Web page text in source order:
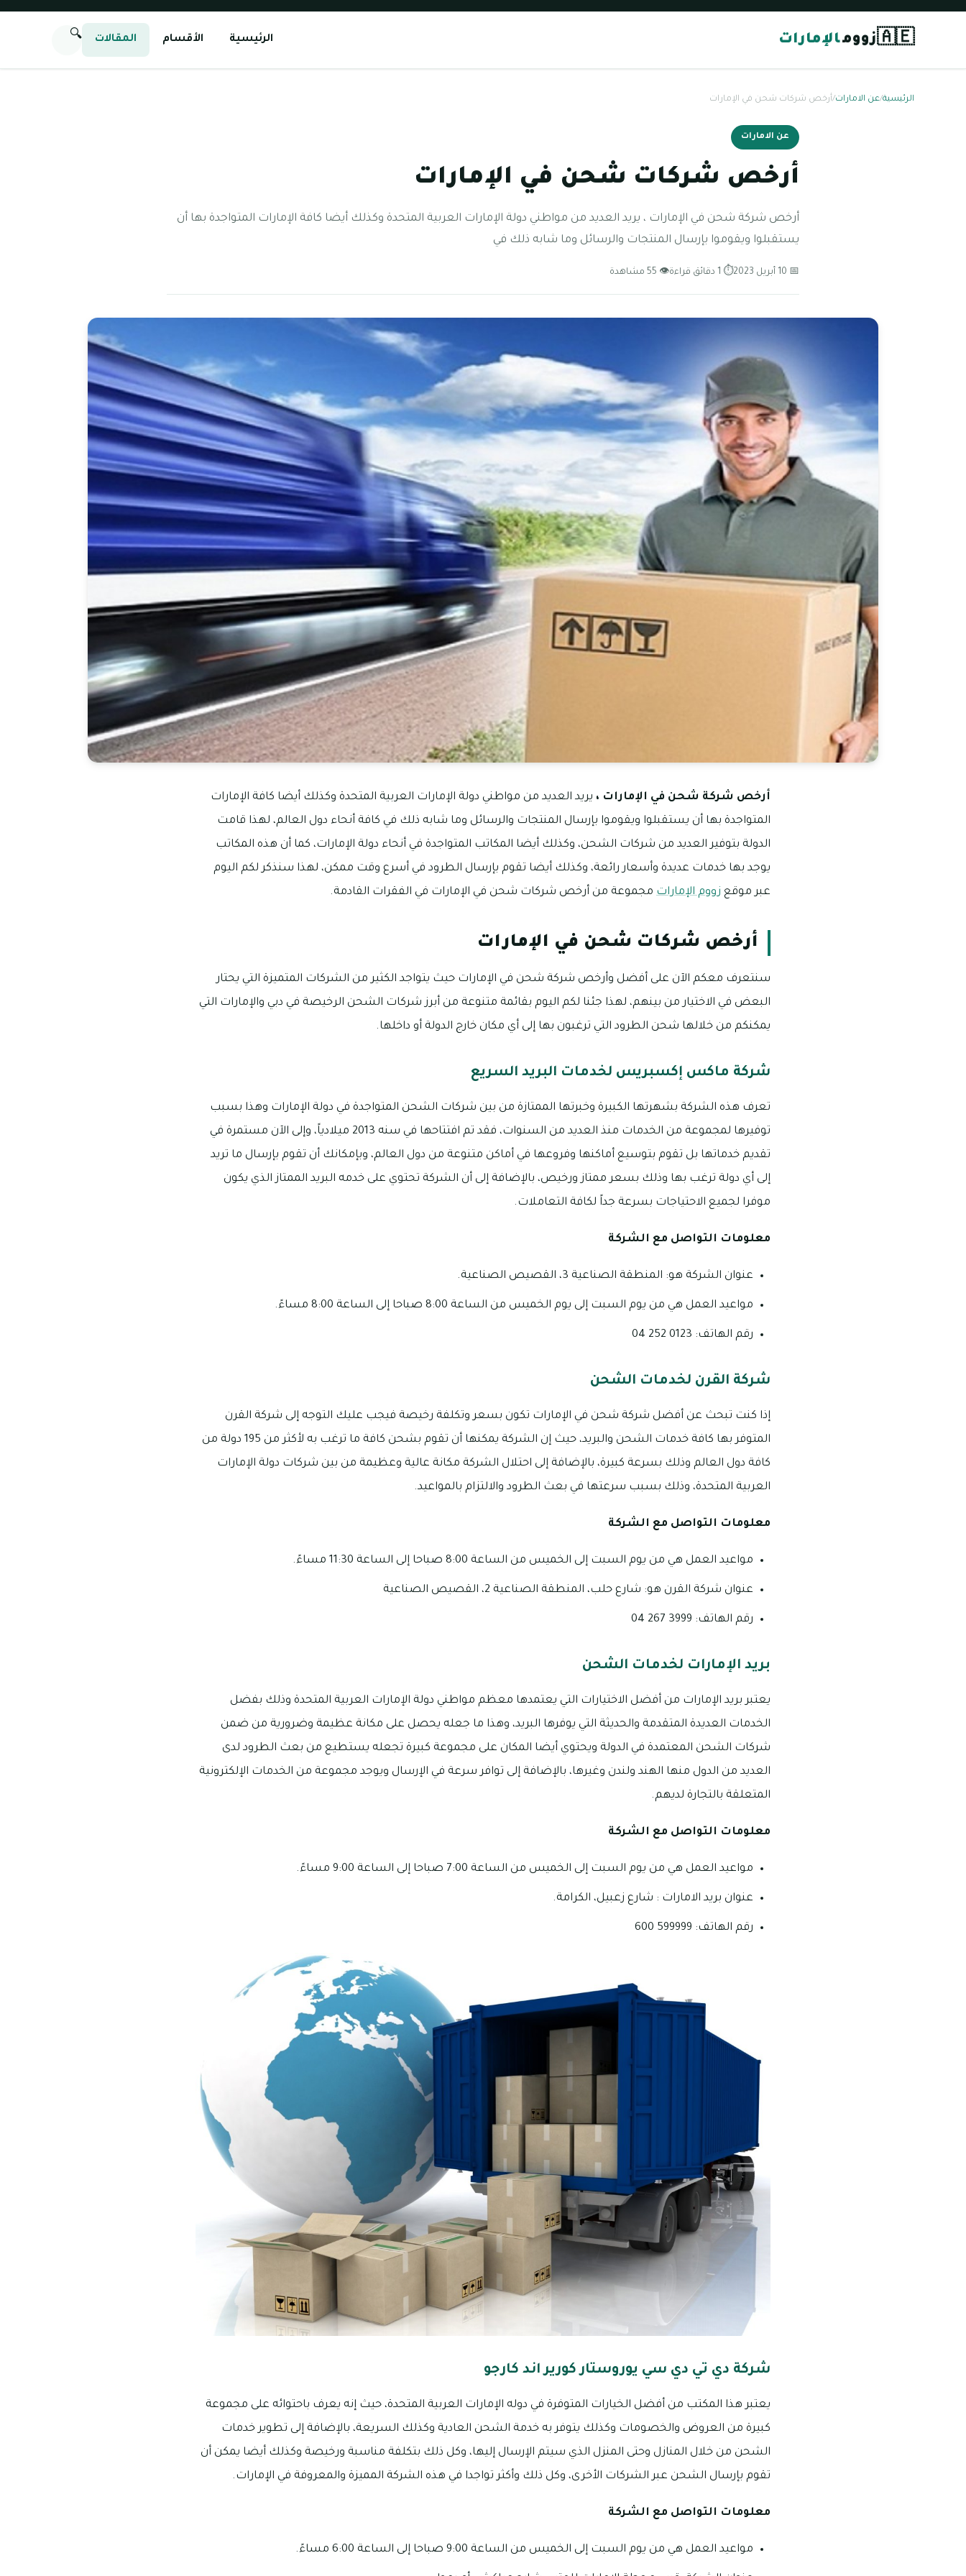
🇦🇪زوومالإمارات الرئيسية الأقسام المقالات 🔍
الرئيسية/عن الامارات/أرخص شركات شحن في الإمارات
عن الامارات
أرخص شركات شحن في الإمارات
أرخص شركة شحن في الإمارات ، يريد العديد من مواطني دولة الإمارات العربية المتحدة وكذلك أيضا كافة الإمارات المتواجدة بها أن
يستقبلوا ويقوموا بإرسال المنتجات والرسائل وما شابه ذلك في
📅 10 أبريل 2023 ⏱ 1 دقائق قراءة 👁 55 مشاهدة
أرخص شركة شحن في الإمارات ، يريد العديد من مواطني دولة الإمارات العربية المتحدة وكذلك أيضا كافة الإمارات
المتواجدة بها أن يستقبلوا ويقوموا بإرسال المنتجات والرسائل وما شابه ذلك في كافة أنحاء دول العالم، لهذا قامت
الدولة بتوفير العديد من شركات الشحن، وكذلك أيضا المكاتب المتواجدة في أنحاء دولة الإمارات، كما أن هذه المكاتب
يوجد بها خدمات عديدة وأسعار رائعة، وكذلك أيضا تقوم بإرسال الطرود في أسرع وقت ممكن، لهذا سنذكر لكم اليوم
عبر موقع زووم الإمارات مجموعة من أرخص شركات شحن في الإمارات في الفقرات القادمة.
أرخص شركات شحن في الإمارات
سنتعرف معكم الآن على أفضل وأرخص شركة شحن في الإمارات حيث يتواجد الكثير من الشركات المتميزة التي يحتار
البعض في الاختيار من بينهم، لهذا جئنا لكم اليوم بقائمة متنوعة من أبرز شركات الشحن الرخيصة في دبي والإمارات التي
يمكنكم من خلالها شحن الطرود التي ترغبون بها إلى أي مكان خارج الدولة أو داخلها.
شركة ماكس إكسبريس لخدمات البريد السريع
تعرف هذه الشركة بشهرتها الكبيرة وخبرتها الممتازة من بين شركات الشحن المتواجدة في دولة الإمارات وهذا بسبب
توفيرها لمجموعة من الخدمات منذ العديد من السنوات، فقد تم افتتاحها في سنه 2013 ميلادياً، وإلى الآن مستمرة في
تقديم خدماتها بل تقوم بتوسيع أماكنها وفروعها في أماكن متنوعة من دول العالم، وبإمكانك أن تقوم بإرسال ما تريد
إلى أي دولة ترغب بها وذلك بسعر ممتاز ورخيص، بالإضافة إلى أن الشركة تحتوي على خدمه البريد الممتاز الذي يكون
موفرا لجميع الاحتياجات بسرعة جداً لكافة التعاملات.
معلومات التواصل مع الشركة
عنوان الشركة هو: المنطقة الصناعية 3، القصيص الصناعية.
مواعيد العمل هي من يوم السبت إلى يوم الخميس من الساعة 8:00 صباحا إلى الساعة 8:00 مساءً.
رقم الهاتف: 0123 252 04
شركة القرن لخدمات الشحن
إذا كنت تبحث عن أفضل شركة شحن في الإمارات تكون بسعر وتكلفة رخيصة فيجب عليك التوجه إلى شركة القرن
المتوفر بها كافة خدمات الشحن والبريد، حيث إن الشركة يمكنها أن تقوم بشحن كافة ما ترغب به لأكثر من 195 دولة من
كافة دول العالم وذلك بسرعة كبيرة، بالإضافة إلى احتلال الشركة مكانة عالية وعظيمة من بين شركات دولة الإمارات
العربية المتحدة، وذلك بسبب سرعتها في بعث الطرود والالتزام بالمواعيد.
معلومات التواصل مع الشركة
مواعيد العمل هي من يوم السبت إلى الخميس من الساعة 8:00 صباحا إلى الساعة 11:30 مساءً.
عنوان شركة القرن هو: شارع حلب، المنطقة الصناعية 2، القصيص الصناعية
رقم الهاتف: 3999 267 04
بريد الإمارات لخدمات الشحن
يعتبر بريد الإمارات من أفضل الاختيارات التي يعتمدها معظم مواطني دولة الإمارات العربية المتحدة وذلك بفضل
الخدمات العديدة المتقدمة والحديثة التي يوفرها البريد، وهذا ما جعله يحصل على مكانة عظيمة وضرورية من ضمن
شركات الشحن المعتمدة في الدولة ويحتوي أيضا المكان على مجموعة كبيرة تجعله يستطيع من بعث الطرود لدى
العديد من الدول منها الهند ولندن وغيرها، بالإضافة إلى توافر سرعة في الإرسال ويوجد مجموعة من الخدمات الإلكترونية
المتعلقة بالتجارة لديهم.
معلومات التواصل مع الشركة
مواعيد العمل هي من يوم السبت إلى الخميس من الساعة 7:00 صباحا إلى الساعة 9:00 مساءً.
عنوان بريد الامارات : شارع زعبيل، الكرامة.
رقم الهاتف: 599999 600
شركة دي تي دي سي يوروستار كورير اند كارجو
يعتبر هذا المكتب من أفضل الخيارات المتوفرة في دوله الإمارات العربية المتحدة، حيث إنه يعرف باحتوائه على مجموعة
كبيرة من العروض والخصومات وكذلك يتوفر به خدمة الشحن العادية وكذلك السريعة، بالإضافة إلى تطوير خدمات
الشحن من خلال المنازل وحتى المنزل الذي سيتم الإرسال إليها، وكل ذلك بتكلفة مناسبة ورخيصة وكذلك أيضا يمكن أن
تقوم بإرسال الشحن عبر الشركات الأخرى، وكل ذلك وأكثر تواجدا في هذه الشركة المميزة والمعروفة في الإمارات.
معلومات التواصل مع الشركة
مواعيد العمل هي من يوم السبت إلى الخميس من الساعة 9:00 صباحا إلى الساعة 6:00 مساءً.